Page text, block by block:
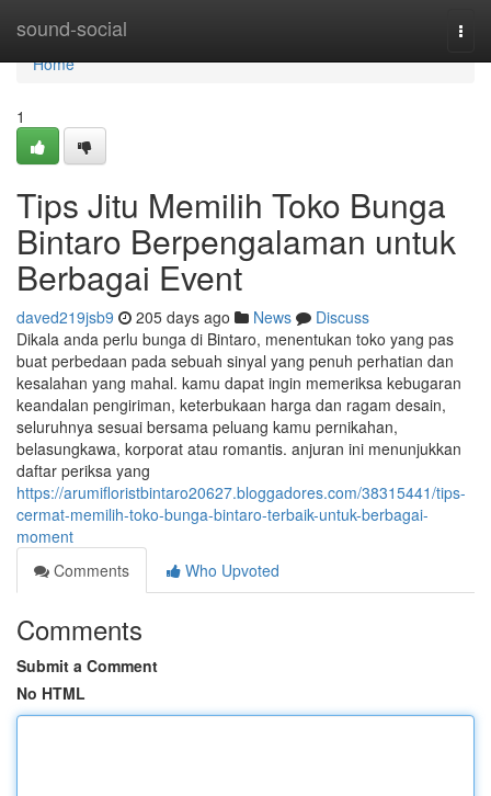
sound-social
Home
Home
1
Tips Jitu Memilih Toko Bunga
Bintaro Berpengalaman untuk
Berbagai Event
daved219jsb9 205 days ago News
Discuss
Dikala anda perlu bunga di Bintaro, menentukan toko yang pas
buat perbedaan pada sebuah sinyal yang penuh perhatian dan
kesalahan yang mahal. kamu dapat ingin memeriksa kebugaran
keandalan pengiriman, keterbukaan harga dan ragam desain,
seluruhnya sesuai bersama peluang kamu pernikahan,
belasungkawa, korporat atau romantis. anjuran ini menunjukkan
daftar periksa yang
https://arumifloristbintaro20627.bloggadores.com/38315441/tips-
cermat-memilih-toko-bunga-bintaro-terbaik-untuk-berbagai-
moment
Comments
Who Upvoted
Comments
Submit a Comment
No HTML